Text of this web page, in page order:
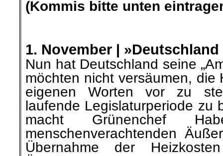
(Kommis bitte unten
1. November |
Nun hat Deutschland seine
möchten nicht versäumen, die
eigenen Worten vor zu
laufende Legislaturperiode zu
macht Grünenchef
menschenverachtenden
Übernahme der